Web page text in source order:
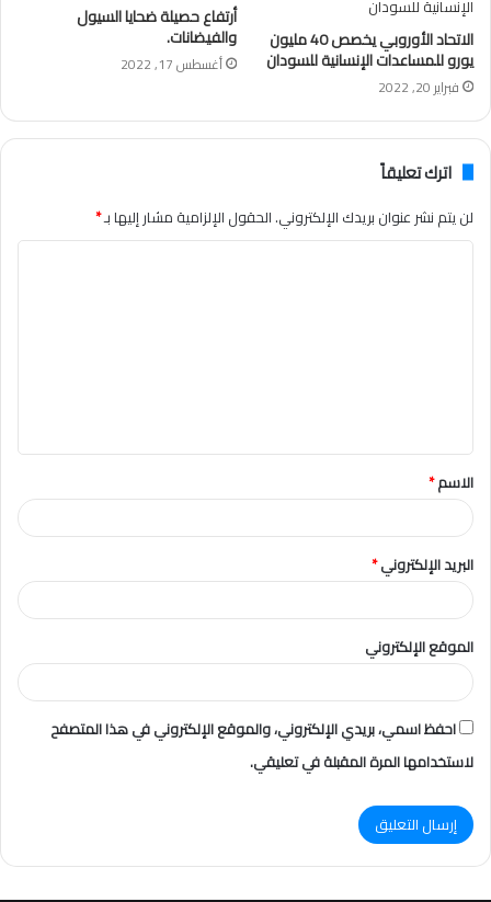
الاتحاد الأوروبي يخصص 40 مليون
يورو للمساعدات الإنسانية للسودان
فبراير 20, 2022
أرتفاع حصيلة ضحايا السيول
والفيضانات.
أغسطس 17, 2022
اترك تعليقاً
لن يتم نشر عنوان بريدك الإلكتروني.الحقول الإلزامية مشار إليها بـ*
ق
*
الاسم*
البريد الإلكتروني*
الموقع الإلكتروني
احفظ اسمي، بريدي الإلكتروني، والموقع الإلكتروني في هذا المتصفح
لاستخدامها المرة المقبلة في تعليقي.